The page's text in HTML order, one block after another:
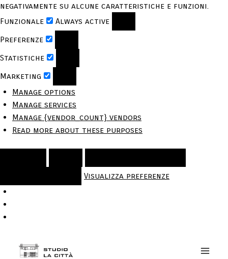
negativamente su alcune caratteristiche e funzioni.
Funzionale
Always active
Preferenze
Statistiche
Marketing
Manage options
Manage services
Manage {vendor_count} vendors
Read more about these purposes
Visualizza preferenze